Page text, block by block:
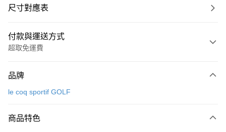
尺寸對應表
付款與運送方式
超取免運費
信用卡一次付款
LINE Pay
品牌
le coq sportif GOLF
商品特色